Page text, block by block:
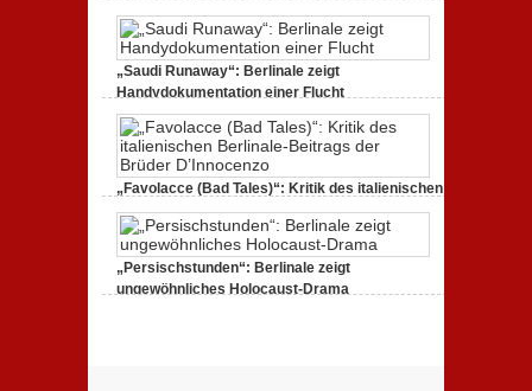
„Saudi Runaway“: Berlinale zeigt
Handydokumentation einer Flucht
„Favolacce (Bad Tales)“: Kritik des italienischen
Berlinale-Beitrags der Brüder D’Innocenzo
25. Februar 2020,2 Comments
„Persischstunden“: Berlinale zeigt
ungewöhnliches Holocaust-Drama